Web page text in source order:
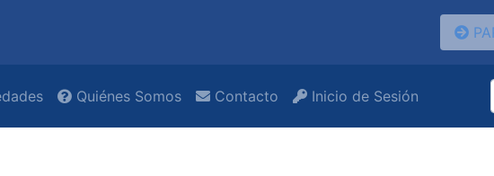
Quiénes Somos Contacto Inicio de Sesión